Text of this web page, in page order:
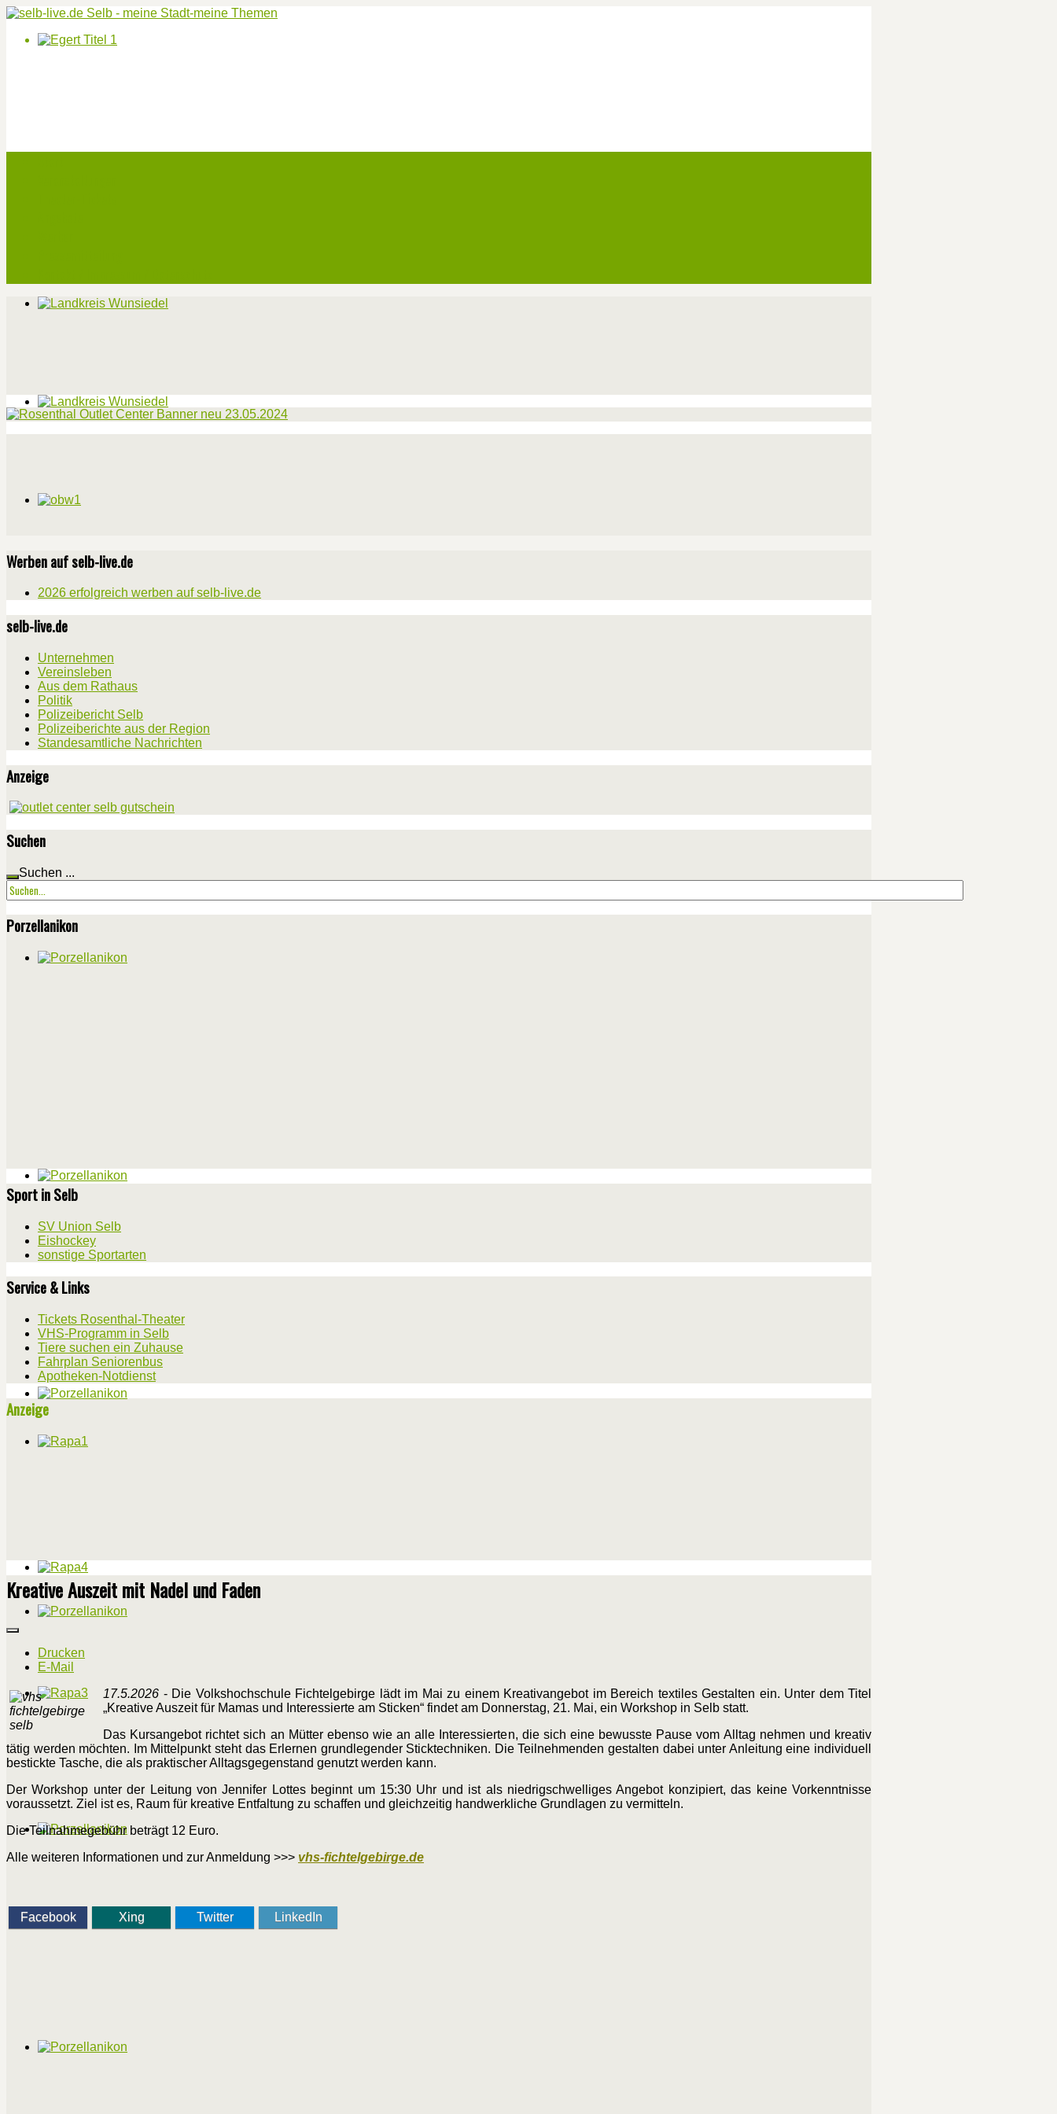
Werben auf selb-live.de
2026 erfolgreich werben auf selb-live.de
selb-live.de
Unternehmen
Vereinsleben
Aus dem Rathaus
Politik
Polizeibericht Selb
Polizeiberichte aus der Region
Standesamtliche Nachrichten
Anzeige
Suchen
Suchen ...
Porzellanikon
Sport in Selb
SV Union Selb
Eishockey
sonstige Sportarten
Service & Links
Tickets Rosenthal-Theater
VHS-Programm in Selb
Tiere suchen ein Zuhause
Fahrplan Seniorenbus
Apotheken-Notdienst
Anzeige
Kreative Auszeit mit Nadel und Faden
Drucken
E-Mail
17.5.2026 - Die Volkshochschule Fichtelgebirge lädt im Mai zu einem Kreativangebot im Bereich textiles Gestalten ein. Unter dem Titel
„Kreative Auszeit für Mamas und Interessierte am Sticken“ findet am Donnerstag, 21. Mai, ein Workshop in Selb statt.
Das Kursangebot richtet sich an Mütter ebenso wie an alle Interessierten, die sich eine bewusste Pause vom Alltag nehmen und kreativ
tätig werden möchten. Im Mittelpunkt steht das Erlernen grundlegender Sticktechniken. Die Teilnehmenden gestalten dabei unter Anleitung eine individuell
bestickte Tasche, die als praktischer Alltagsgegenstand genutzt werden kann.
Der Workshop unter der Leitung von Jennifer Lottes beginnt um 15:30 Uhr und ist als niedrigschwelliges Angebot konzipiert, das keine Vorkenntnisse
voraussetzt. Ziel ist es, Raum für kreative Entfaltung zu schaffen und gleichzeitig handwerkliche Grundlagen zu vermitteln.
Die Teilnahmegebühr beträgt 12 Euro.
Alle weiteren Informationen und zur Anmeldung >>> vhs-fichtelgebirge.de
Facebook Xing Twitter LinkedIn